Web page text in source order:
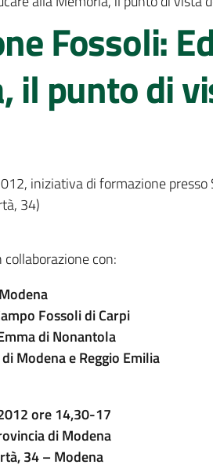
Fossoli:
il punto di
iniziativa di formazione
34)
collaborazione con:
Fossoli di Carpi
di Nonantola
Modena e Reggio Emilia
ore 14,30-17
di Modena
34 – Modena